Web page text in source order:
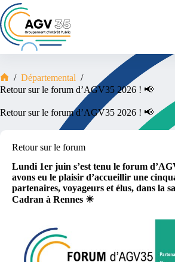
/ Départemental /
Retour sur le forum d’AGV35 2026 ! 📢
Retour sur le forum d’AGV35 2026 ! 📢
Retour sur le forum
Lundi 1er juin s’est tenu le forum
avons eu le plaisir d’accueillir une
partenaires, voyageurs et élus, dans la
Cadran à Rennes ☀